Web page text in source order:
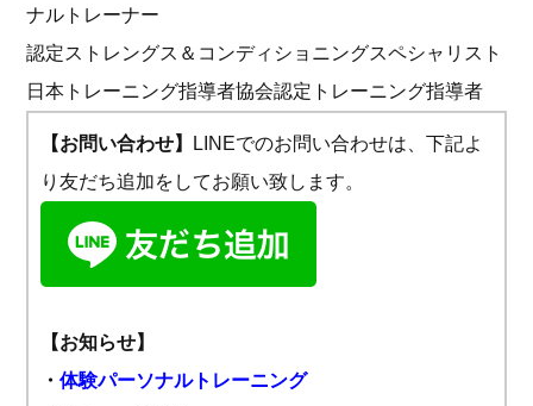
ナルトレーナー
認定ストレングス＆コンディショニングスペシャリスト
日本トレーニング指導者協会認定トレーニング指導者
【お問い合わせ】
LINEでのお問い合わせは、下記よ
り友だち追加をしてお願い致します。
【お知らせ】
・体験パーソナルトレーニング